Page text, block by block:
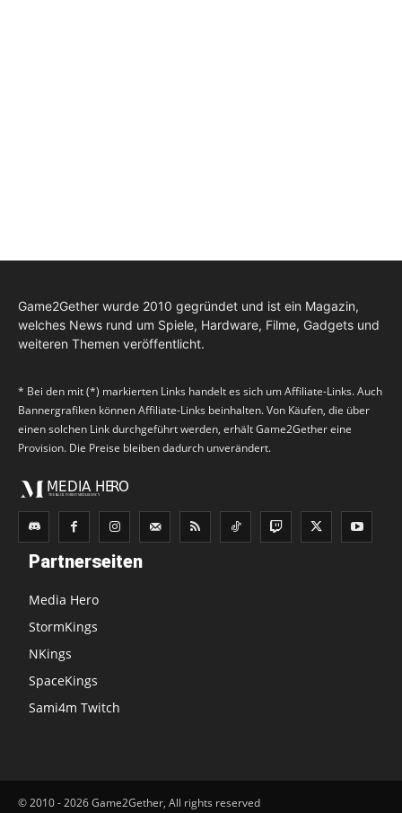
Game2Gether wurde 2010 gegründet und ist ein Magazin,
welches News rund um Spiele, Hardware, Filme, Gadgets und
weiteren Themen veröffentlicht.
* Bei den mit (*) markierten Links handelt es sich um Affiliate-Links. Auch
Bannergrafiken können Affiliate-Links beinhalten. Von Käufen, die über
einen solchen Link durchgeführt werden, erhält Game2Gether eine
Provision. Die Preise bleiben dadurch unverändert.
Partnerseiten
Media Hero
StormKings
NKings
SpaceKings
Sami4m Twitch
© 2010 - 2026 Game2Gether, All rights reserved